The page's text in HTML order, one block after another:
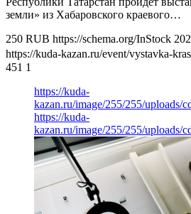
земли» из Хабаровского краевого…
250 RUB https://schema.org/InStock
https://kuda-kazan.ru/event/vystavka-
451 1
https://kuda-
kazan.ru/image/255/255/uploads/
https://kuda-
kazan.ru/image/255/255/uploads/